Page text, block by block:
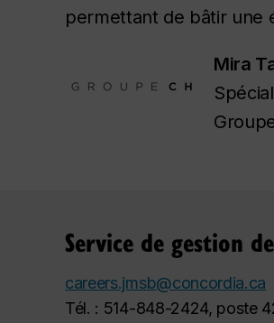
permettant de bâtir une
Mira
Service de gestion
careers.jmsb@concordia.ca
Tél. : 514-848-2424, poste